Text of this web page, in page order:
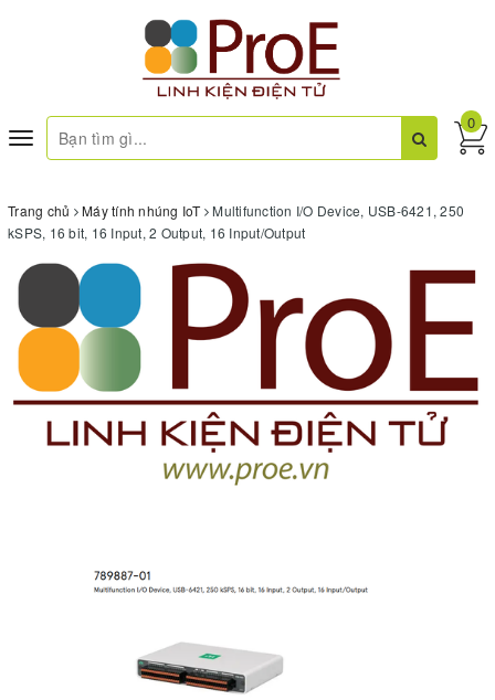
Toggle
navigation
0
Trang chủ Máy tính nhúng IoT
Multifunction I/O Device, USB-6421, 250
kSPS, 16 bit, 16 Input, 2 Output, 16 Input/Output